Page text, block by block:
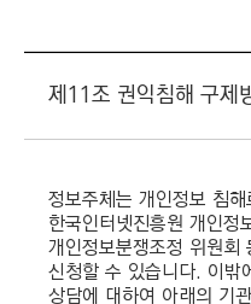
제11조 권익침해 구제
정보주체는 개인정보 침
한국인터넷진흥원 개인정
개인정보분쟁조정 위원회
신청할 수 있습니다. 이밖
상담에 대하여 아래의 기